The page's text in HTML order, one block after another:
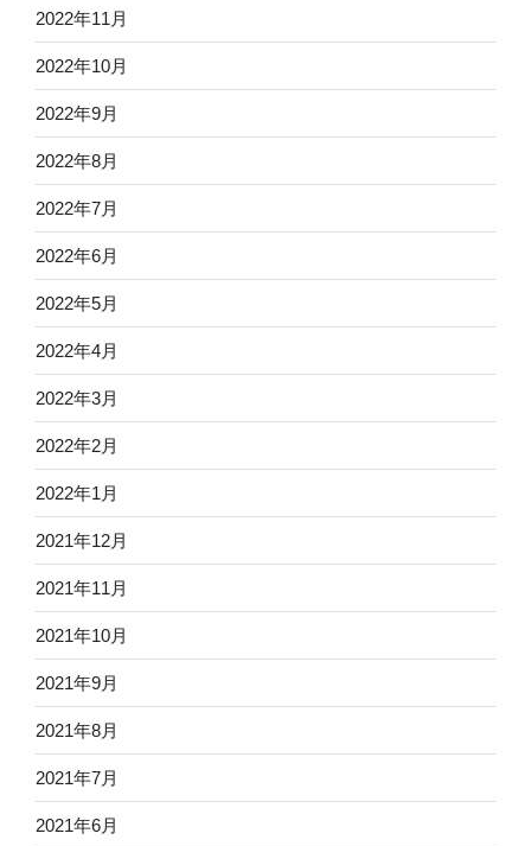
2022年11月
2022年10月
2022年9月
2022年8月
2022年7月
2022年6月
2022年5月
2022年4月
2022年3月
2022年2月
2022年1月
2021年12月
2021年11月
2021年10月
2021年9月
2021年8月
2021年7月
2021年6月